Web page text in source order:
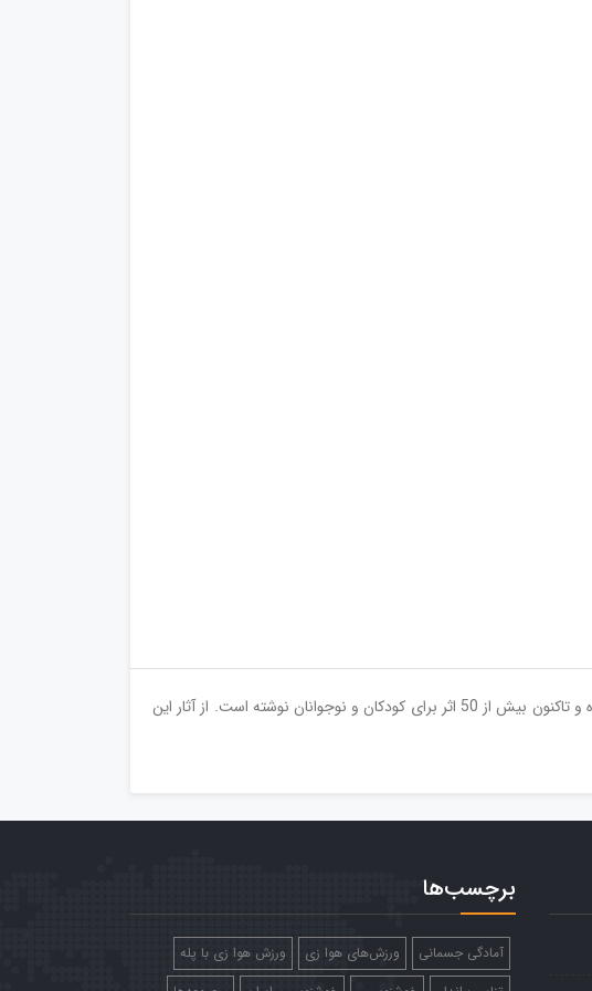
رفيع افتخار متولد 1339 در تهران و كارشناس‌ارشد كشاورزی است. او تاليف و ترجمه برای نوجوانان را از سال 1369 آغاز كرده و تاكنون بیش از 50 اثر برای کودکان و نوجوانان نوشته است. از آثار این
برچسب‌ها
آمادگی جسمانی ورزش‌های هوا زی
ورزش هوا زی با پله